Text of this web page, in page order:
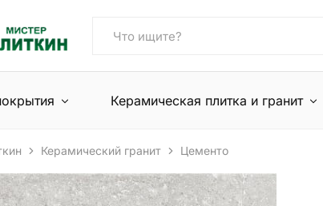
Керамическая плитка и гранит
Керамический гранит Цементо